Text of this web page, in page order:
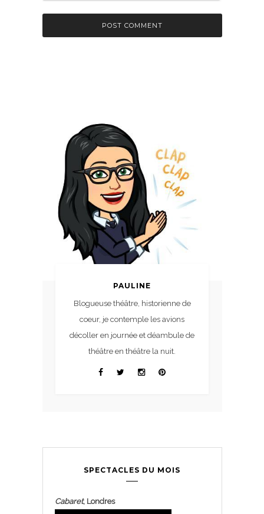
PAULINE
Blogueuse théâtre, historienne de
coeur, je contemple les avions
décoller en journée et déambule de
théâtre en théâtre la nuit.
SPECTACLES DU MOIS
Cabaret, Londres